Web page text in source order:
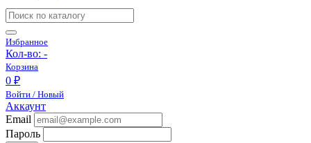
Избранное
Кол-во: -
Корзина
0 ₽
Войти / Новый
Аккаунт
Email
Пароль